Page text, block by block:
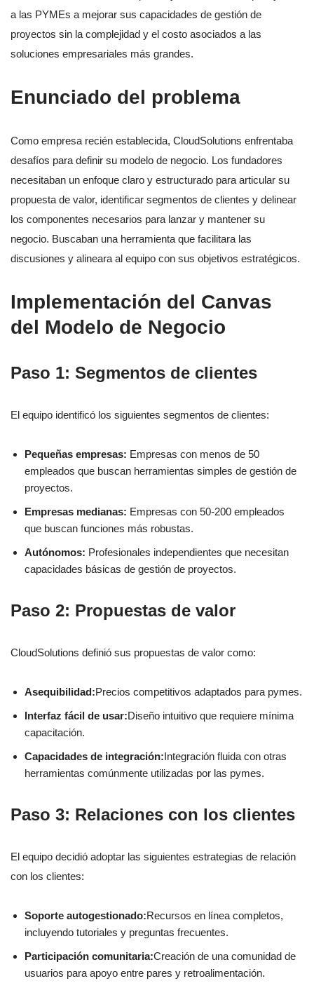
a las PYMEs a mejorar sus capacidades de gestión de
proyectos sin la complejidad y el costo asociados a las
soluciones empresariales más grandes.
Enunciado del problema
Como empresa recién establecida, CloudSolutions enfrentaba
desafíos para definir su modelo de negocio. Los fundadores
necesitaban un enfoque claro y estructurado para articular su
propuesta de valor, identificar segmentos de clientes y delinear
los componentes necesarios para lanzar y mantener su
negocio. Buscaban una herramienta que facilitara las
discusiones y alineara al equipo con sus objetivos estratégicos.
Implementación del Canvas
del Modelo de Negocio
Paso 1: Segmentos de clientes
El equipo identificó los siguientes segmentos de clientes:
Pequeñas empresas: Empresas con menos de 50
empleados que buscan herramientas simples de gestión de
proyectos.
Empresas medianas: Empresas con 50-200 empleados
que buscan funciones más robustas.
Autónomos: Profesionales independientes que necesitan
capacidades básicas de gestión de proyectos.
Paso 2: Propuestas de valor
CloudSolutions definió sus propuestas de valor como:
Asequibilidad:Precios competitivos adaptados para pymes.
Interfaz fácil de usar:Diseño intuitivo que requiere mínima
capacitación.
Capacidades de integración:Integración fluida con otras
herramientas comúnmente utilizadas por las pymes.
Paso 3: Relaciones con los clientes
El equipo decidió adoptar las siguientes estrategias de relación
con los clientes:
Soporte autogestionado:Recursos en línea completos,
incluyendo tutoriales y preguntas frecuentes.
Participación comunitaria:Creación de una comunidad de
usuarios para apoyo entre pares y retroalimentación.